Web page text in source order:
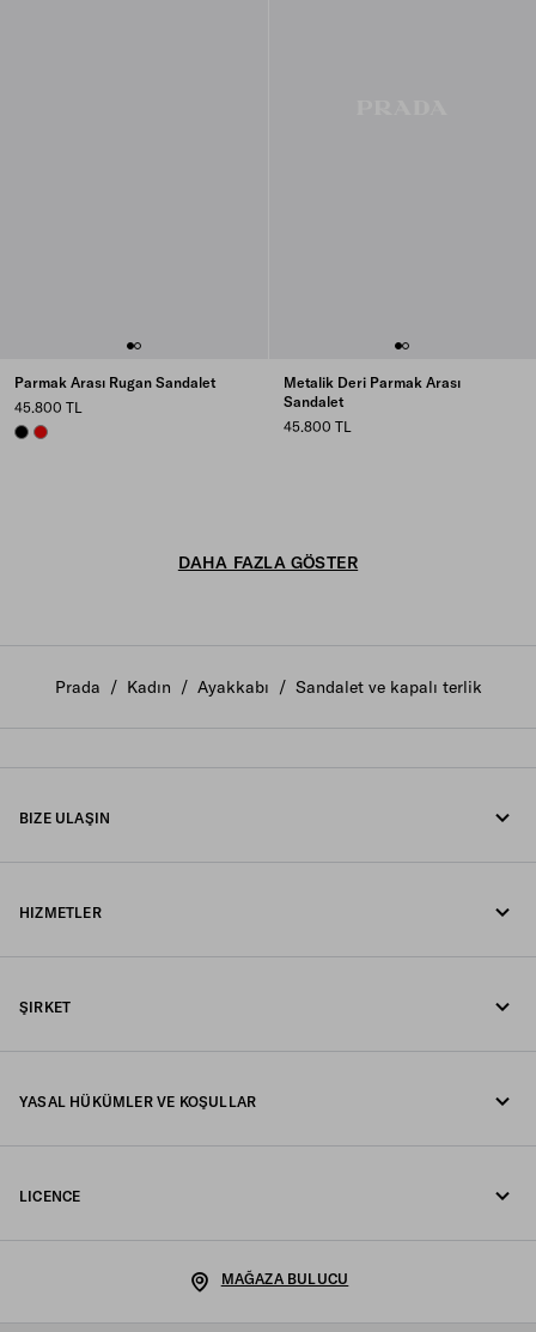
Parmak Arası Rugan Sandalet
45.800 TL
BLACK
RED
Metalik Deri Parmak Arası
Sandalet
45.800 TL
DAHA FAZLA GÖSTER
Prada / Kadın / Ayakkabı / Sandalet ve kapalı terlik
BIZE ULAŞIN
HIZMETLER
Siparişinizi takip edin
ŞIRKET
YASAL HÜKÜMLER VE KOŞULLAR
LICENCE
MAĞAZA BULUCU